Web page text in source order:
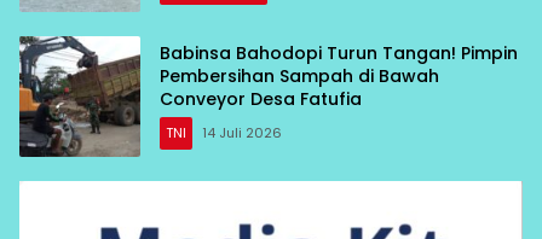
Babinsa Bahodopi Turun Tangan! Pimpin
Pembersihan Sampah di Bawah
Conveyor Desa Fatufia
TNI 14 Juli 2026